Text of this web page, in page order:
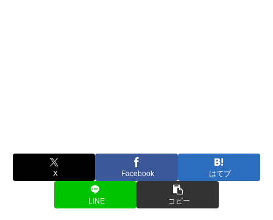
X Facebook はてブ
LINE コピー